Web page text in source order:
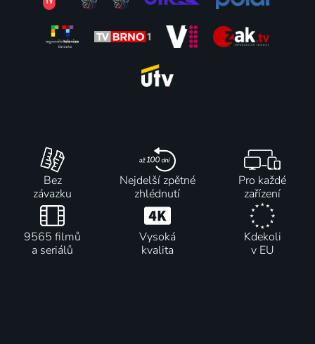
Bez
závazku
Nejdelší zpětné
zhlédnutí
Pro každé
zařízení
9565 filmů
a seriálů
Vysoká
kvalita
Kdekoli
v EU